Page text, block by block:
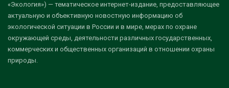
«Экология») — тематическое интернет-издание, предоставляющее
актуальную и объективную новостную информацию об
экологической ситуации в России и в мире, мерах по охране
окружающей среды, деятельности различных государственных,
коммерческих и общественных организаций в отношении охраны
природы.